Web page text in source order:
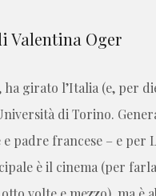
Valentina Oger
girato l’Italia (e, per
di Torino.
padre francese – e per
è il cinema (per